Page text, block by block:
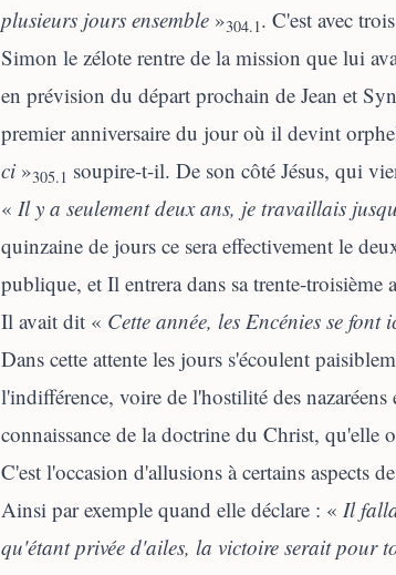
plusieurs jours ensemble »304.1. C'est avec
Simon le zélote rentre de la mission que lui
en prévision du départ prochain de Jean et
premier anniversaire du jour où il devint
ci »305.1 soupire-t-il. De son côté Jésus, qui
« Il y a seulement deux ans, je travaillais
quinzaine de jours ce sera effectivement le
publique, et Il entrera dans sa trente-
Il avait dit « Cette année, les Encénies se
Dans cette attente les jours s'écoulent
l'indifférence, voire de l'hostilité des
connaissance de la doctrine du Christ, qu'elle
C'est l'occasion d'allusions à certains aspects
Ainsi par exemple quand elle déclare : « Il
qu'étant privée d'ailes, la victoire serait pour